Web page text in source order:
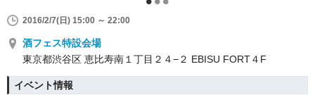
2016/2/7(日) 15:00 ～ 22:00
酒フェス特設会場
東京都渋谷区 恵比寿南１丁目２４−２ EBISU FORT４F
イベント情報